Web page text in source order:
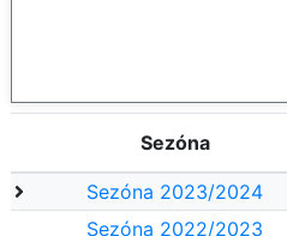
Sezóna
Sezóna 2023/2024
Sezóna 2022/2023